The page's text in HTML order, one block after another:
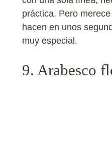
práctica. Pero
hacen en unos
muy especial.
9. Arabesco